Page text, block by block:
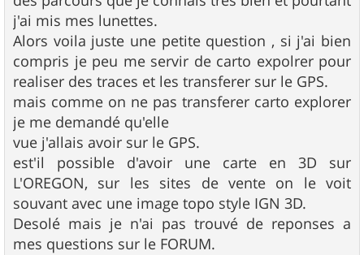
j'ai mis mes lunettes.
Alors voila juste une petite question , si j'ai bien
compris je peu me servir de carto expolrer pour
realiser des traces et les transferer sur le GPS.
mais comme on ne pas transferer carto explorer
je me demandé qu'elle
vue j'allais avoir sur le GPS.
est'il possible d'avoir une carte en 3D sur
L'OREGON, sur les sites de vente on le voit
souvant avec une image topo style IGN 3D.
Desolé mais je n'ai pas trouvé de reponses a
mes questions sur le FORUM.